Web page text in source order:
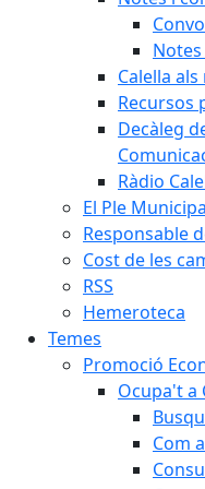
Calella
Recursos
Decàleg
Ràdio
El Ple
Responsable
Cost de les
RSS
Hemeroteca
Temes
Promoció
Ocupa't a
Com